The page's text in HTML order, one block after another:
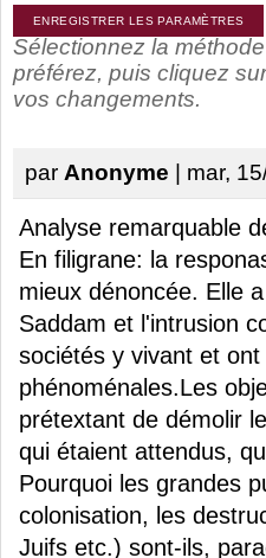
Sélectionnez la
préférez, puis cliquez
vos changements.
par Anonyme | mar,
Analyse remarquable
En filigrane: la
mieux dénoncée. Elle
Saddam et l'intrusion
sociétés y vivant et
phénoménales.Les
prétextant de démolir
qui étaient attendus,
Pourquoi les grandes
colonisation, les
Juifs etc.) sont-ils,